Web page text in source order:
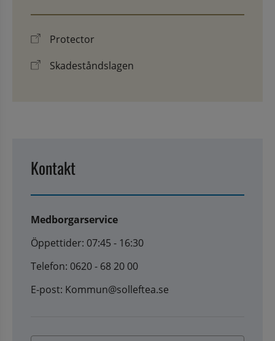
Protector
Skadeståndslagen
Kontakt
Medborgarservice
Öppettider: 07:45 - 16:30
Telefon: 0620 - 68 20 00
E-post: Kommun@solleftea.se